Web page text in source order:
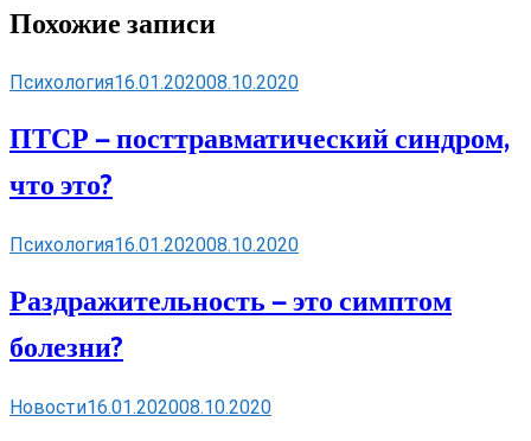
Похожие записи
Психология16.01.202008.10.2020
ПТСР — посттравматический синдром,
что это?
Психология16.01.202008.10.2020
Раздражительность — это симптом
болезни?
Новости16.01.202008.10.2020